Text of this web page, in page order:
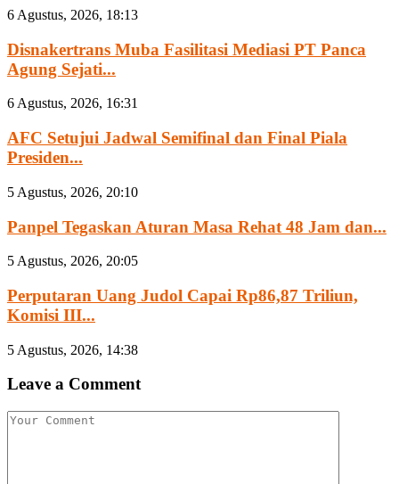
6 Agustus, 2026, 18:13
Disnakertrans Muba Fasilitasi Mediasi PT Panca
Agung Sejati...
6 Agustus, 2026, 16:31
AFC Setujui Jadwal Semifinal dan Final Piala
Presiden...
5 Agustus, 2026, 20:10
Panpel Tegaskan Aturan Masa Rehat 48 Jam dan...
5 Agustus, 2026, 20:05
Perputaran Uang Judol Capai Rp86,87 Triliun,
Komisi III...
5 Agustus, 2026, 14:38
Leave a Comment